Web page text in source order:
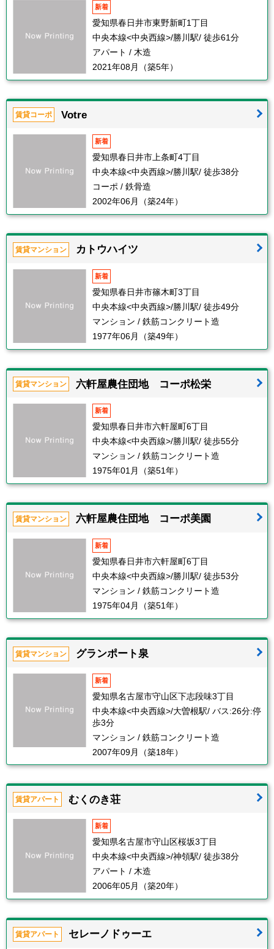
新着
愛知県春日井市東野新町1丁目
中央本線<中央西線>/勝川駅/ 徒歩61分
アパート / 木造
2021年08月（築5年）
賃貸コーポ Votre
新着
愛知県春日井市上条町4丁目
中央本線<中央西線>/勝川駅/ 徒歩38分
コーポ / 鉄骨造
2002年06月（築24年）
賃貸マンション カトウハイツ
新着
愛知県春日井市篠木町3丁目
中央本線<中央西線>/勝川駅/ 徒歩49分
マンション / 鉄筋コンクリート造
1977年06月（築49年）
賃貸マンション 六軒屋農住団地 コーポ松栄
新着
愛知県春日井市六軒屋町6丁目
中央本線<中央西線>/勝川駅/ 徒歩55分
マンション / 鉄筋コンクリート造
1975年01月（築51年）
賃貸マンション 六軒屋農住団地 コーポ美園
新着
愛知県春日井市六軒屋町6丁目
中央本線<中央西線>/勝川駅/ 徒歩53分
マンション / 鉄筋コンクリート造
1975年04月（築51年）
賃貸マンション グランポート泉
新着
愛知県名古屋市守山区下志段味3丁目
中央本線<中央西線>/大曽根駅/ バス:26分:停
歩3分
マンション / 鉄筋コンクリート造
2007年09月（築18年）
賃貸アパート むくのき荘
新着
愛知県名古屋市守山区桜坂3丁目
中央本線<中央西線>/神領駅/ 徒歩38分
アパート / 木造
2006年05月（築20年）
賃貸アパート セレーノドゥーエ